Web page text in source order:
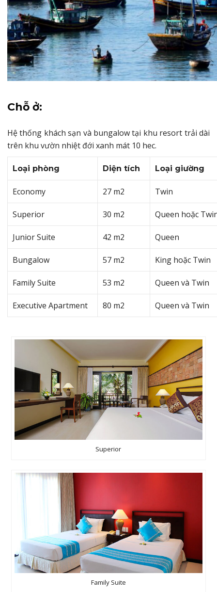
Chỗ ở:
Hệ thống khách sạn và bungalow tại khu resort trải dài
trên khu vườn nhiệt đới xanh mát 10 hec.
Loại phòng Diện tích Loại giường
Economy 27 m2 Twin
Superior 30 m2 Queen hoặc
Junior Suite 42 m2 Queen
Bungalow 57 m2 King hoặc Twin
Family Suite 53 m2 Queen và Twin
Executive Apartment 80 m2 Queen và Twin
Superior
Family Suite